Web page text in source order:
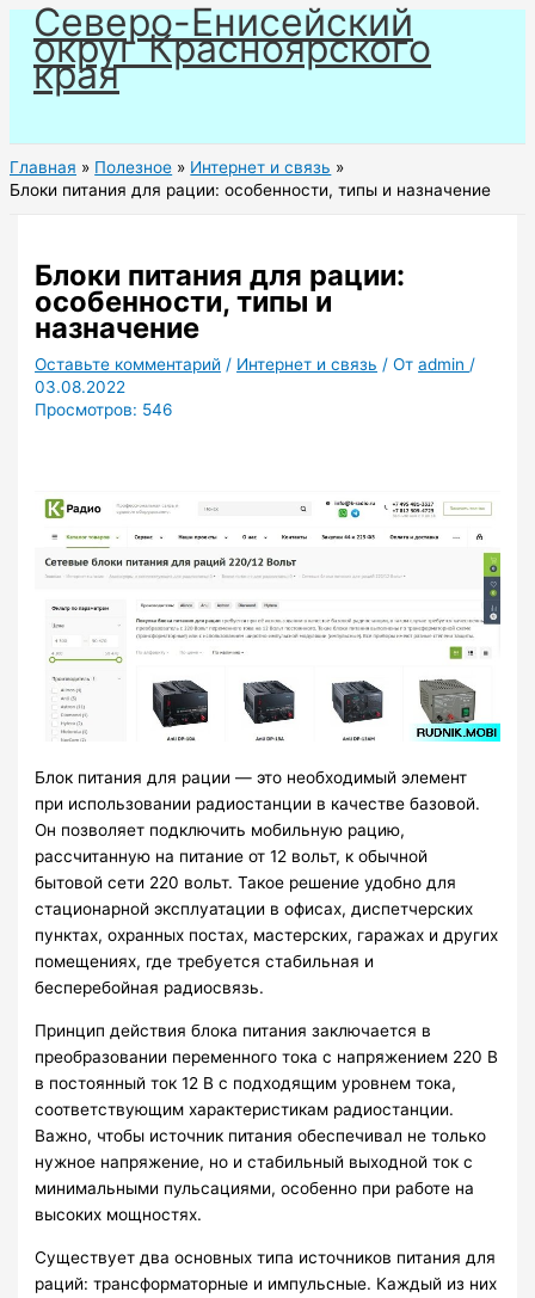
Перейти
содержимому
Северо-Енисейский
округ Красноярского
края
Главная Полезное
Интернет и связь
Блоки питания для рации: особенности, типы и назначение
Блоки питания для рации:
особенности, типы и
назначение
Оставьте комментарий / Интернет и связь / Отadmin /
03.08.2022
Просмотров: 546
Блок питания для рации — это необходимый элемент
при использовании радиостанции в качестве базовой.
Он позволяет подключить мобильную рацию,
рассчитанную на питание от 12 вольт, к обычной
бытовой сети 220 вольт. Такое решение удобно для
стационарной эксплуатации в офисах, диспетчерских
пунктах, охранных постах, мастерских, гаражах и других
помещениях, где требуется стабильная и
бесперебойная радиосвязь.
Принцип действия блока питания заключается в
преобразовании переменного тока с напряжением 220 В
в постоянный ток 12 В с подходящим уровнем тока,
соответствующим характеристикам радиостанции.
Важно, чтобы источник питания обеспечивал не только
нужное напряжение, но и стабильный выходной ток с
минимальными пульсациями, особенно при работе на
высоких мощностях.
Существует два основных типа источников питания для
раций: трансформаторные и импульсные. Каждый из них